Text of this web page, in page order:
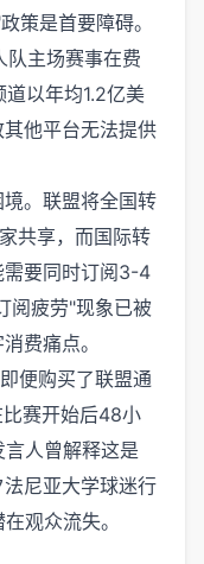
策是首要障碍。
队主场赛事在费
以年均1.2亿美
他平台无法提供
。联盟将全国转
共享，而国际转
需要同时订阅3-4
阅疲劳"现象已被
费痛点。
便购买了联盟通
比赛开始后48小
人曾解释这是
尼亚大学球迷行
观众流失。